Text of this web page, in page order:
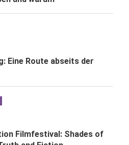
Eine Route abseits der
Filmfestival: Shades of